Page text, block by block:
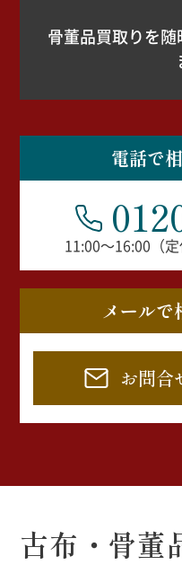
骨董品買取りを
電話で
11:00～16:00（定
メールで
お問合
古布・骨董